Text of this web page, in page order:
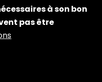
à son bon
pas être
passer d'une
de
il est préférable
la même.